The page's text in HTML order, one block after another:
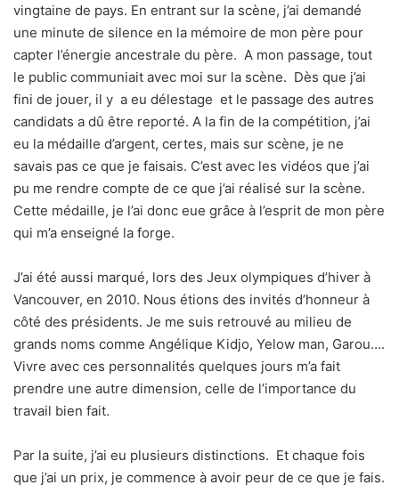
vingtaine de pays. En entrant sur la scène, j’ai demandé
une minute de silence en la mémoire de mon père pour
capter l’énergie ancestrale du père. A mon passage, tout
le public communiait avec moi sur la scène. Dès que j’ai
fini de jouer, il y a eu délestage et le passage des autres
candidats a dû être reporté. A la fin de la compétition, j’ai
eu la médaille d’argent, certes, mais sur scène, je ne
savais pas ce que je faisais. C’est avec les vidéos que j’ai
pu me rendre compte de ce que j’ai réalisé sur la scène.
Cette médaille, je l’ai donc eue grâce à l’esprit de mon père
qui m’a enseigné la forge.
J’ai été aussi marqué, lors des Jeux olympiques d’hiver à
Vancouver, en 2010. Nous étions des invités d’honneur à
côté des présidents. Je me suis retrouvé au milieu de
grands noms comme Angélique Kidjo, Yelow man, Garou….
Vivre avec ces personnalités quelques jours m’a fait
prendre une autre dimension, celle de l’importance du
travail bien fait.
Par la suite, j’ai eu plusieurs distinctions. Et chaque fois
que j’ai un prix, je commence à avoir peur de ce que je fais.